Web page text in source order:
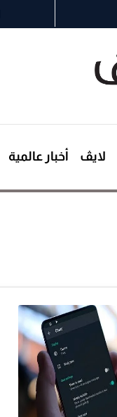
لايڤ أخبار عالمية